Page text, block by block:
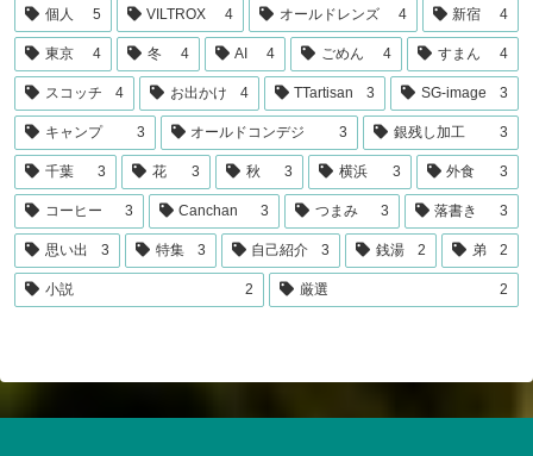
個人 5 VILTROX 4 オールドレンズ 4 新宿 4
東京 4 冬 4 AI 4 ごめん 4 すまん 4
スコッチ 4 お出かけ 4 TTartisan 3 SG-image 3
キャンプ 3 オールドコンデジ 3 銀残し加工 3
千葉 3 花 3 秋 3 横浜 3 外食 3
コーヒー 3 Canchan 3 つまみ 3 落書き 3
思い出 3 特集 3 自己紹介 3 銭湯 2 弟 2
小説 2 厳選 2